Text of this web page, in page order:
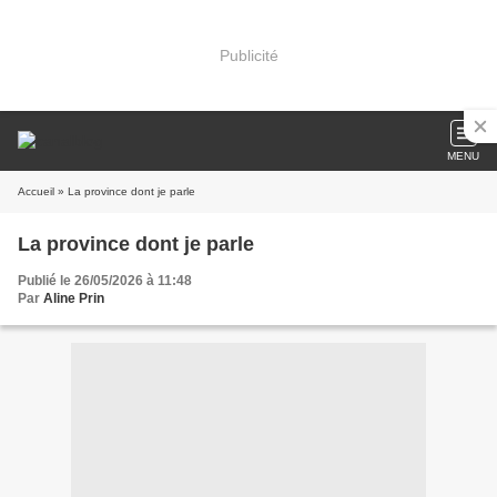
Publicité
MENU
Accueil » La province dont je parle
La province dont je parle
Publié le 26/05/2026 à 11:48
Par Aline Prin